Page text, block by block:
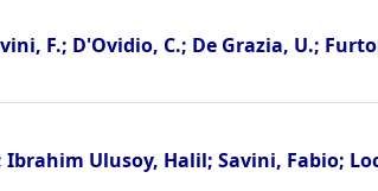
F.; D'Ovidio, C.; De Grazia, U.;
Ibrahim Ulusoy, Halil; Savini, Fabio;